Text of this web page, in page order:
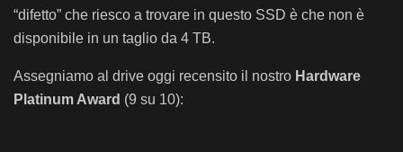
“difetto” che riesco a trovare in questo SSD è che non è
disponibile in un taglio da 4 TB.
Assegniamo al drive oggi recensito il nostro Hardware
Platinum Award (9 su 10):